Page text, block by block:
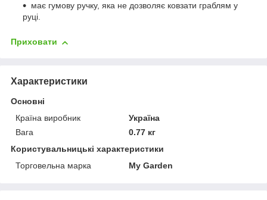
має гумову ручку, яка не дозволяє ковзати граблям у
руці.
Приховати
Характеристики
Основні
Країна виробник
Україна
Вага
0.77 кг
Користувальницькі характеристики
Торговельна марка
My Garden